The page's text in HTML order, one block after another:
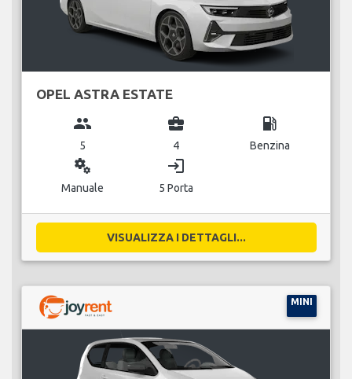
OPEL ASTRA ESTATE
group
5
business_center
4
local_gas_station
Benzina
miscellaneous_services
Manuale
login
5 Porta
VISUALIZZA I DETTAGLI...
MINI